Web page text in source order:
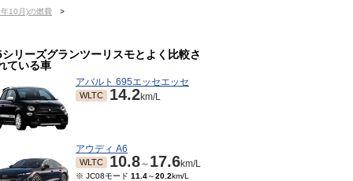
10月)の燃費 >
シリーズグランツーリスモとよく比較さ
ている車
アバルト 695エッセエッセ
WLTC 14.2km/L
アウディ A6
WLTC 10.8～ 17.6km/L
※ JC08モード 11.4～20.2km/L